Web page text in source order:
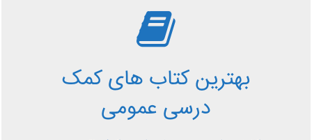
بهترین کتاب های کمک
درسی عمومی
بررسی بهترین کتاب های
کمک درسی عمومی
معرفی کتاب های کمک درسی عمومی و بررسی آن ها کاملا
رایگان از کلاسند